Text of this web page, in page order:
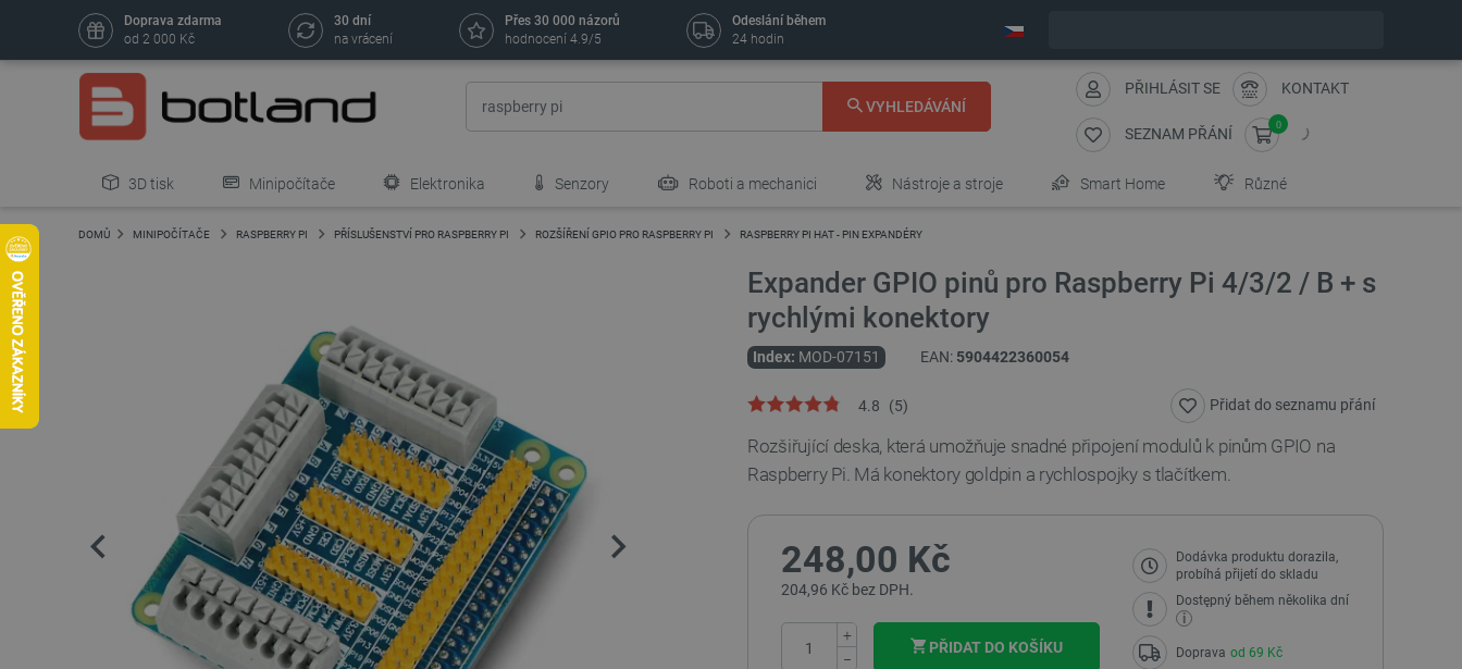
Doprava zdarma
od 2 000 Kč
30 dní
na vrácení
Přes 30 000 názorů
hodnocení 4.9/5
Odeslání během
24 hodin
VYHLEDÁVÁNÍ
PŘIHLÁSIT SE KONTAKT
SEZNAM PŘÁNÍ
0
3D tisk Minipočítače Elektronika Senzory Roboti a mechanici Nástroje a stroje Smart Home Různé
DOMŮ MINIPOČÍTAČE RASPBERRY PI PŘÍSLUŠENSTVÍ PRO RASPBERRY PI ROZŠÍŘENÍ GPIO PRO RASPBERRY PI RASPBERRY PI HAT - PIN EXPANDÉRY
Expander GPIO pinů pro Raspberry Pi 4/3/2 / B + s
rychlými konektory
Index: MOD-07151 EAN: 5904422360054
4.8 (5) Přidat do seznamu přání
Rozšiřující deska, která umožňuje snadné připojení modulů k pinům GPIO na
Raspberry Pi. Má konektory goldpin a rychlospojky s tlačítkem.
248,00 Kč
204,96 Kč bez DPH.
+
−
PŘIDAT DO KOŠÍKU
Dodávka produktu dorazila,
probíhá přijetí do skladu
Dostępný během několika dní
i
Doprava od 69 Kč